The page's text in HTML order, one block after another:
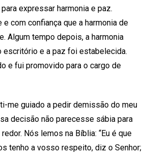
expressar harmonia e paz.
e com confiança que a harmonia de
Algum tempo depois, a harmonia
escritório e a paz foi estabelecida.
e fui promovido para o cargo de
me guiado a pedir demissão do meu
decisão não parecesse sábia para
Nós lemos na Bíblia: “Eu é que
tenho a vosso respeito, diz o Senhor;